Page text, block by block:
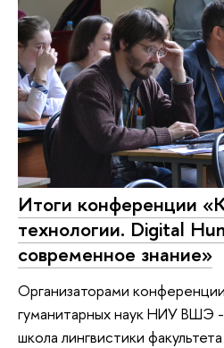
Итоги конференции
технологии. Digital
современное знание»
Организаторами
гуманитарных наук НИУ ВШЭ
школа лингвистики